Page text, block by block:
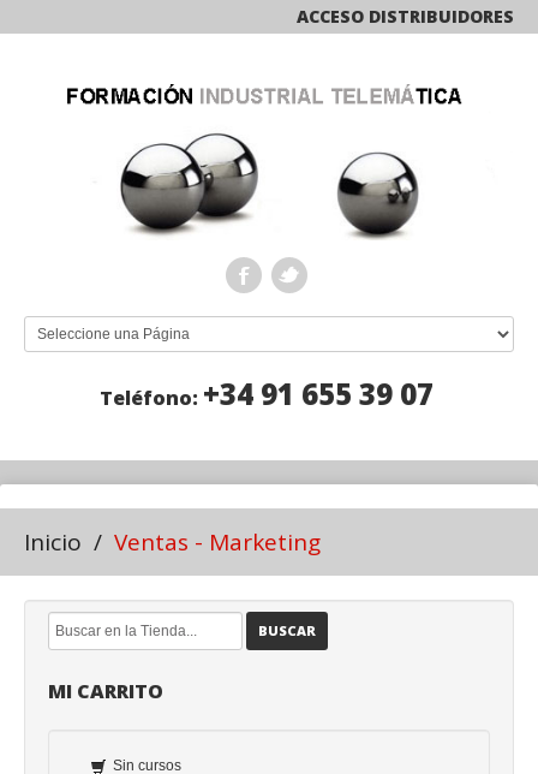
ACCESO DISTRIBUIDORES
Teléfono: +34 91 655 39 07
Inicio / Ventas - Marketing
BUSCAR
MI CARRITO
Sin cursos